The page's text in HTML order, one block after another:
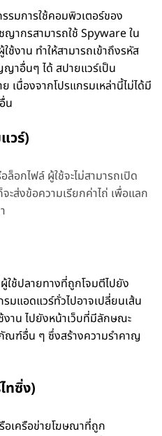
มการใช้คอมพิวเตอร์ของ
ญากรสามารถใช้ Spyware ใน
งาน ทำให้สามารถเข้าถึงรหัส
าอื่นๆ ได้ สปายแวร์เป็น
เนื่องจากโปรแกรมเหล่านี้ไม่ได้มี
น
วร์)
อกไฟล์ ผู้ใช้จะไม่สามารถเปิด
ะส่งข้อความเรียกค่าไถ่ เพื่อแลก
ใช้ปลายทางที่ถูกโจมตีไปยัง
มแอดแวร์ทั่วไปอาจเปลี่ยนเส้น
งาน ไปยังหน้าเว็บที่มีลักษณะ
ณฑ์อื่น ๆ ซึ่งสร้างความรำคาญ
ทซิ่ง)
อเครือข่ายโฆษณาที่ถูก